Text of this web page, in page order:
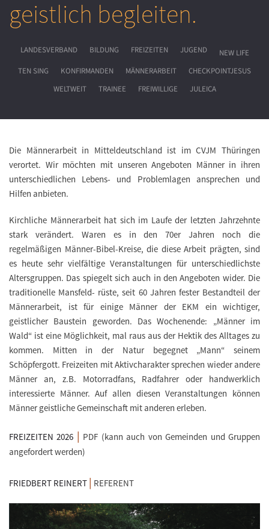
geistlich begleiten.
LANDESVERBAND BILDUNG FREIZEITEN JUGEND
NEW LIFE
TEN SING
KONFIRMANDEN MÄNNERARBEIT
CHECKPOINTJESUS
WELTWEIT
TRAINEE FREIWILLIGE JULEICA
Die Männerarbeit in Mitteldeutschland ist im CVJM Thüringen
verortet. Wir möchten mit unseren Angeboten Männer in ihren
unterschiedlichen Lebens- und Problemlagen ansprechen und
Hilfen anbieten.
Kirchliche Männerarbeit hat sich im Laufe der letzten Jahrzehnte
stark verändert. Waren es in den 70er Jahren noch die
regelmäßigen Männer-Bibel-Kreise, die diese Arbeit prägten, sind
es heute sehr vielfältige Veranstaltungen für unterschiedlichste
Altersgruppen. Das spiegelt sich auch in den Angeboten wider. Die
traditionelle Mansfeld- rüste, seit 60 Jahren fester Bestandteil der
Männerarbeit, ist für einige Männer der EKM ein wichtiger,
geistlicher Baustein geworden. Das Wochenende: „Männer im
Wald“ ist eine Möglichkeit, mal raus aus der Hektik des Alltages zu
kommen. Mitten in der Natur begegnet „Mann“ seinem
Schöpfergott. Freizeiten mit Aktivcharakter sprechen wieder andere
Männer an, z.B. Motorradfans, Radfahrer oder handwerklich
interessierte Männer. Auf allen diesen Veranstaltungen können
Männer geistliche Gemeinschaft mit anderen erleben.
FREIZEITEN 2026 | PDF (kann auch von Gemeinden und Gruppen
angefordert werden)
FRIEDBERT REINERT | REFERENT